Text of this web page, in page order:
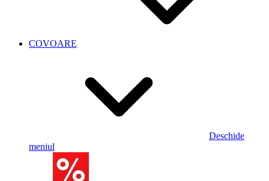
COVOARE
Deschide
meniul